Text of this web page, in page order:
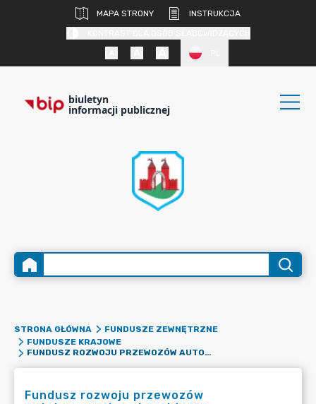
MAPA STRONY
INSTRUKCJA
biuletyn
informacji publicznej
STRONA GŁÓWNA
FUNDUSZE ZEWNĘTRZNE
FUNDUSZE KRAJOWE
FUNDUSZ ROZWOJU PRZEWOZÓW AUTOBUSOWYCH O CHARAKTERZE UŻYTECZNOŚCI PUBLICZNEJ (FRPA)
Fundusz rozwoju przewozów